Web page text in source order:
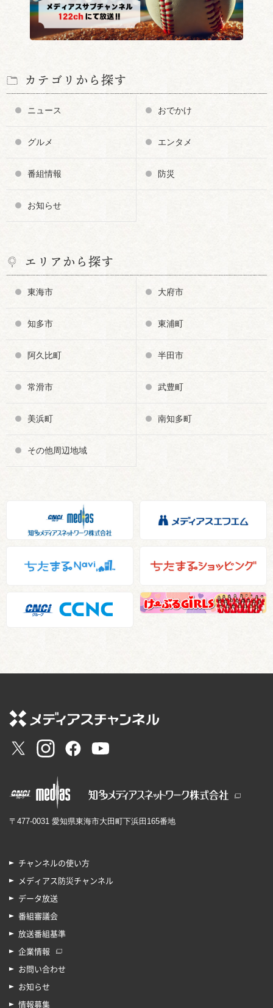
カテゴリから探す
ニュース おでかけ
グルメ エンタメ
番組情報 防災
お知らせ
エリアから探す
東海市 大府市
知多市 東浦町
阿久比町 半田市
常滑市 武豊町
美浜町 南知多町
その他周辺地域
〒477-0031 愛知県東海市大田町下浜田165番地
チャンネルの使い方
メディアス防災チャンネル
データ放送
番組審議会
放送番組基準
企業情報
お問い合わせ
お知らせ
情報募集